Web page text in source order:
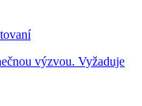
výzvou. Vyžaduje